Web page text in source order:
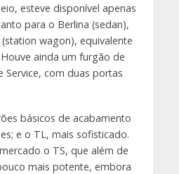
esteve disponível apenas
para o Berlina (sedan),
wagon), equivalente
ainda um furgão de
Service, com duas portas
básicos de acabamento
e o TL, mais sofisticado.
o TS, que além de
mais potente, embora